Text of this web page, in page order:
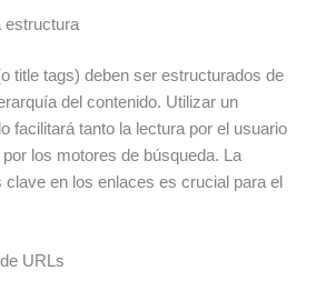
estructura
title tags) deben ser estructurados de
del contenido. Utilizar un
facilitará tanto la lectura por el usuario
los motores de búsqueda. La
clave en los enlaces es crucial para el
URLs